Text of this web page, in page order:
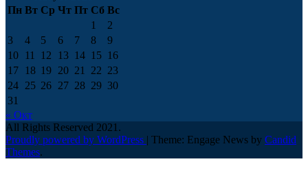
Пн Вт Ср Чт Пт Сб Вс
1
2
3
4 5 6 7 8
9
10 11 12 13 14 15 16
17 18 19 20 21 22 23
24 25 26 27 28 29 30
31
« Окт
All Rights Reserved 2021.
Proudly powered by WordPress | Theme: Engage News by Candid
Themes.